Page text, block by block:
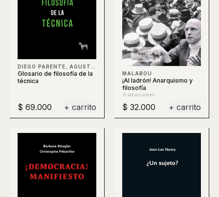
DIEGO PARENTE, AGUSTÍN BERTI, CLAUDIO CELIS, BERTI
Glosario de filosofía de la
técnica
$ 69.000 + carrito
MALABOU
¡Al ladrón! Anarquismo y
filosofía
Traducciones
$ 32.000 + carrito